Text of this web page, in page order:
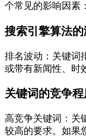
个常见的影响因素：
搜索引擎算法
排名波动：关键词
或带有新闻性、时
关键词的竞争程
高竞争关键词：关
较高的要求。如果